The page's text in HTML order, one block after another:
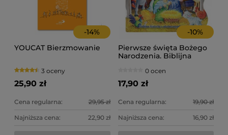
-14%
YOUCAT Bierzmowanie
3 oceny
25,90 zł
Cena regularna: 29,95 zł
Najniższa cena: 22,90 zł
-10%
Pierwsze święta Bożego
Narodzenia. Biblijna
okienkami.
0 ocen
17,90 zł
Cena regularna: 19,90 zł
Najniższa cena: 16,90 zł